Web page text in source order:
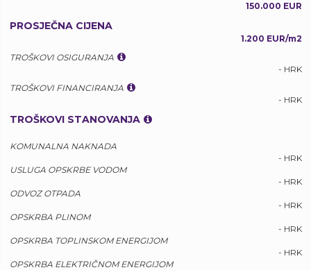
150.000 EUR
PROSJEČNA CIJENA
1.200 EUR/m2
TROŠKOVI OSIGURANJA
- HRK
TROŠKOVI FINANCIRANJA
- HRK
TROŠKOVI STANOVANJA
KOMUNALNA NAKNADA
- HRK
USLUGA OPSKRBE VODOM
- HRK
ODVOZ OTPADA
- HRK
OPSKRBA PLINOM
- HRK
OPSKRBA TOPLINSKOM ENERGIJOM
- HRK
OPSKRBA ELEKTRIČNOM ENERGIJOM